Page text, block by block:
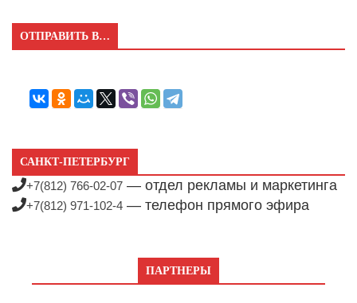
ОТПРАВИТЬ В…
САНКТ-ПЕТЕРБУРГ
+7(812) 766-02-07 — отдел рекламы и маркетинга
+7(812) 971-102-4 — телефон прямого эфира
ПАРТНЕРЫ